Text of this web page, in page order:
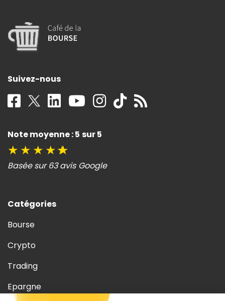
Suivez-nous
Note moyenne : 5 sur 5
★ ★ ★ ★★
Basée sur 63 avis Google
Catégories
Bourse
Crypto
Trading
Epargne